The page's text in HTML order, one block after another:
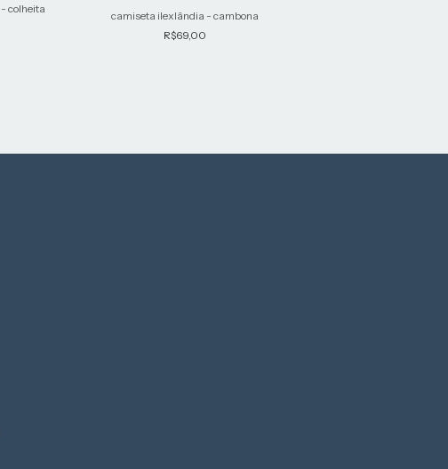
colheita
camiseta ilexlândia - cambona
R$69,00